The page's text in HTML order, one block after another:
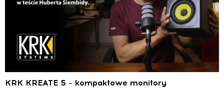
KRK KREATE 5 – kompaktowe monitory